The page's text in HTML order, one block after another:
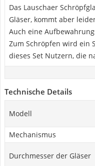
Das Lauschaer
Gläser, kommt aber
Auch eine
Zum Schröpfen wird ein
dieses Set Nutzern, die
Technische Details
Modell
Mechanismus
Durchmesser der Gläser